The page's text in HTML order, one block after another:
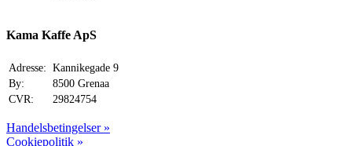
Kama Kaffe ApS
Adresse: Kannikegade 9
By:
8500 Grenaa
CVR:
29824754
Handelsbetingelser »
Cookiepolitik »